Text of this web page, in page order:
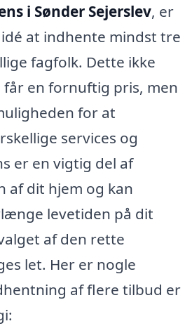
i Sønder Sejerslev, er
at indhente mindst tre
fagfolk. Dette ikke
får en fornuftig pris, men
for at
services og
er en vigtig del af
af dit hjem og kan
levetiden på dit
af den rette
let. Her er nogle
af flere tilbud er